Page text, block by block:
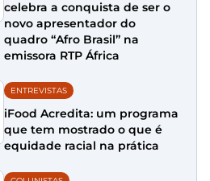
celebra a conquista de ser o
novo apresentador do
quadro “Afro Brasil” na
emissora RTP África
ENTREVISTAS
iFood Acredita: um programa
que tem mostrado o que é
equidade racial na prática